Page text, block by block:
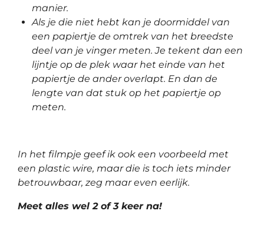
manier.
Als je die niet hebt kan je doormiddel van
een papiertje de omtrek van het breedste
deel van je vinger meten. Je tekent dan een
lijntje op de plek waar het einde van het
papiertje de ander overlapt. En dan de
lengte van dat stuk op het papiertje op
meten.
In het filmpje geef ik ook een voorbeeld met
een plastic wire, maar die is toch iets minder
betrouwbaar, zeg maar even eerlijk.
Meet alles wel 2 of 3 keer na!